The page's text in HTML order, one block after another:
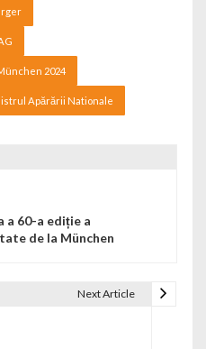
2024
Apărării Nationale
a 60-a ediție a
de la München
Next Article